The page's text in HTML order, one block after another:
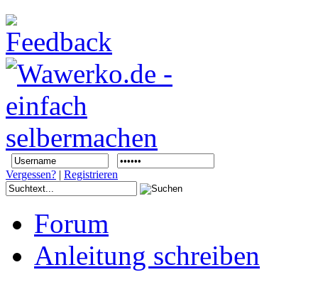
Vergessen? | Registrieren
Forum
Anleitung schreiben